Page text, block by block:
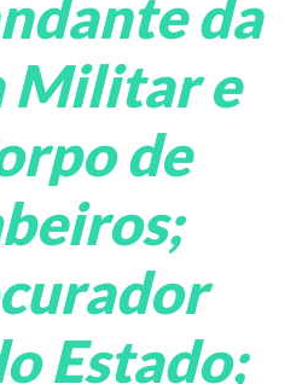
da
Militar e
de
Estado;